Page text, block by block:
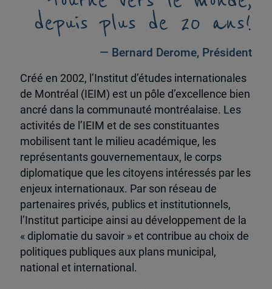
depuis plus de 20 ans!
— Bernard Derome, Président
Créé en 2002, l’Institut d’études internationales
de Montréal (IEIM) est un pôle d’excellence bien
ancré dans la communauté montréalaise. Les
activités de l’IEIM et de ses constituantes
mobilisent tant le milieu académique, les
représentants gouvernementaux, le corps
diplomatique que les citoyens intéressés par les
enjeux internationaux. Par son réseau de
partenaires privés, publics et institutionnels,
l’Institut participe ainsi au développement de la
« diplomatie du savoir » et contribue au choix de
politiques publiques aux plans municipal,
national et international.